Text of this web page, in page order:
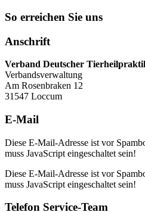
So erreichen Sie uns
Anschrift
Verband Deutscher
Verbandsverwaltung
Am Rosenbraken 12
31547 Loccum
E-Mail
Diese E-Mail-Adresse ist vor
muss JavaScript eingeschaltet sein!
Diese E-Mail-Adresse ist vor
muss JavaScript eingeschaltet sein!
Telefon Service-Team